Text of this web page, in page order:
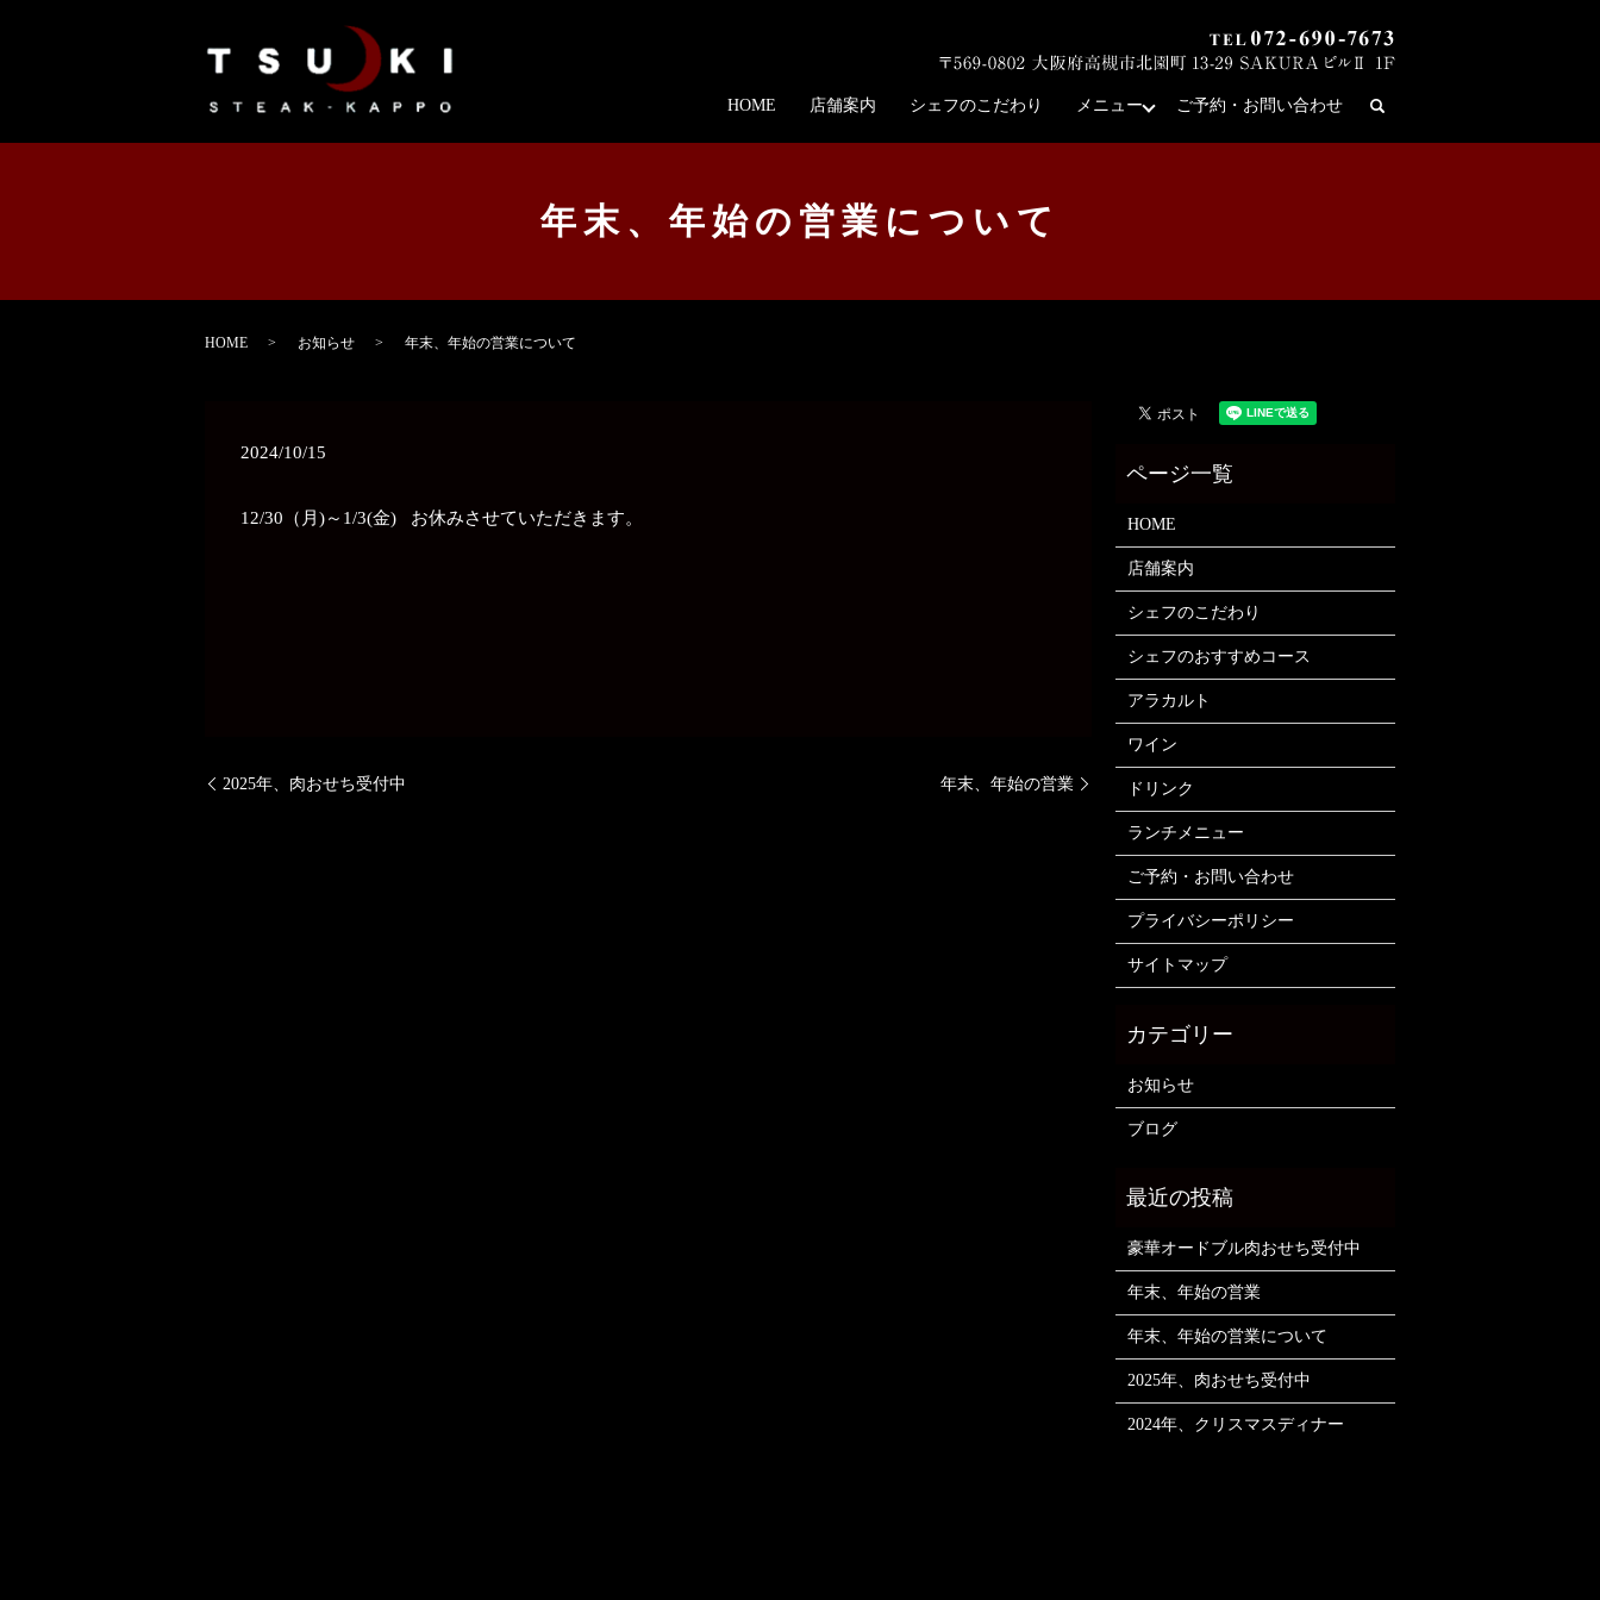
HOME 店舗案内 シェフのこだわり メニュー ご予約・お問い合わせ search
年末、年始の営業について
HOME お知らせ 年末、年始の営業について
2024/10/15
12/30（月)～1/3(金) お休みさせていただきます。
2025年、肉おせち受付中 年末、年始の営業
HOME
店舗案内
シェフのこだわり
シェフのおすすめコース
アラカルト
ワイン
ドリンク
ランチメニュー
ご予約・お問い合わせ
プライバシーポリシー
サイトマップ
お知らせ
ブログ
豪華オードブル肉おせち受付中
年末、年始の営業
年末、年始の営業について
2025年、肉おせち受付中
2024年、クリスマスディナー